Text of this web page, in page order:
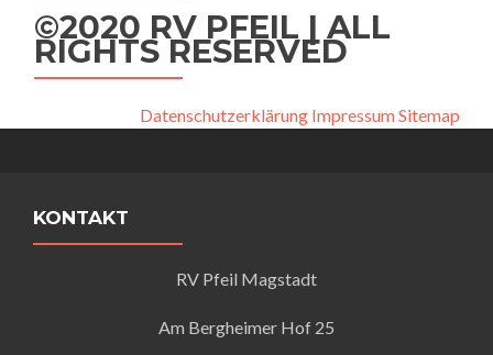
©2020 RV PFEIL | ALL
RIGHTS RESERVED
Datenschutzerklärung ImpressumSitemap
KONTAKT
RV Pfeil Magstadt
Am Bergheimer Hof 25